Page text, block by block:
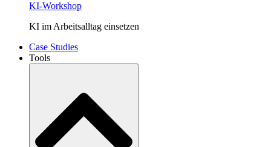
KI-Workshop
KI im Arbeitsalltag einsetzen
Case Studies
Tools